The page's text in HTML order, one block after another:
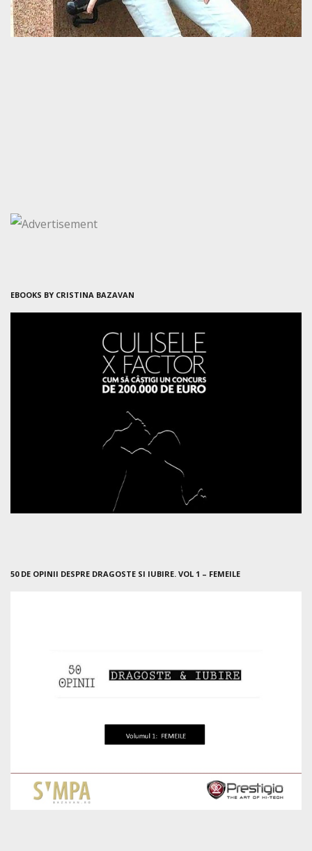
EBOOKS BY CRISTINA BAZAVAN
50 DE OPINII DESPRE DRAGOSTE SI IUBIRE. VOL 1 – FEMEILE